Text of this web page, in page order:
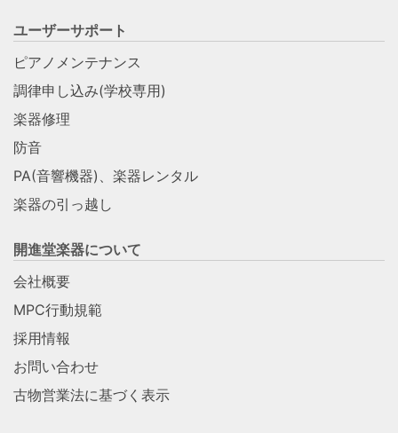
ユーザーサポート
ピアノメンテナンス
調律申し込み(学校専用)
楽器修理
防音
PA(音響機器)、楽器レンタル
楽器の引っ越し
開進堂楽器について
会社概要
MPC行動規範
採用情報
お問い合わせ
古物営業法に基づく表示